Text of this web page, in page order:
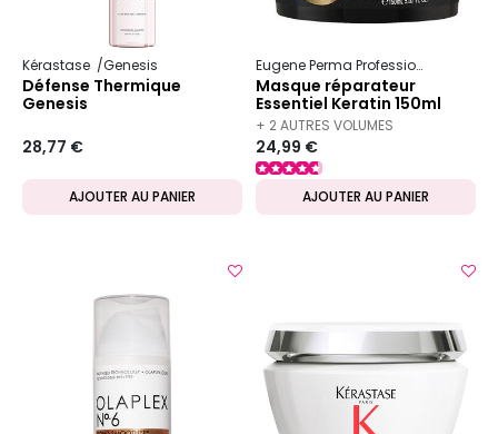
Kérastase Genesis
Défense Thermique
Genesis
28,77 €
AJOUTER AU PANIER
Eugene Perma Professionnel
Masque réparateur
Essentiel Keratin 150ml
+ 2 AUTRES VOLUMES
DISPONIBLES
24,99 €
AJOUTER AU PANIER